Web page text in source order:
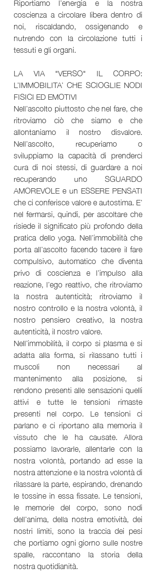
coscienza a circolare libera dentro di
noi, riscaldando, ossigenando e
nutrendo con la circolazione tutti i
tessuti e gli organi.
LA VIA "VERSO" IL CORPO:
L’IMMOBILITA’ CHE SCIOGLIE NODI
FISICI ED EMOTIVI
Nell’ascolto piuttosto che nel fare, che
ritroviamo ciò che siamo e che
allontaniamo il nostro disvalore.
Nell’ascolto, recuperiamo o
sviluppiamo la capacità di prenderci
cura di noi stessi, di guardare a noi
recuperando uno SGUARDO
AMOREVOLE e un ESSERE PENSATI
che ci conferisce valore e autostima. E’
nel fermarsi, quindi, per ascoltare che
risiede il significato più profondo della
pratica dello yoga. Nell’immobilità che
porta all’ascolto facendo tacere il fare
compulsivo, automatico che diventa
privo di coscienza e l’impulso alla
reazione, l’ego reattivo, che ritroviamo
la nostra autenticità; ritroviamo il
nostro controllo e la nostra volontà, il
nostro pensiero creativo, la nostra
autenticità, il nostro valore.
Nell’immobilità, il corpo si plasma e si
adatta alla forma, si rilassano tutti i
muscoli non necessari al
mantenimento alla posizione, si
rendono presenti alle sensazioni quelli
attivi e tutte le tensioni rimaste
presenti nel corpo. Le tensioni ci
parlano e ci riportano alla memoria il
vissuto che le ha causate. Allora
possiamo lavorarle, allentarle con la
nostra volontà, portando ad esse la
nostra attenzione e la nostra volontà di
rilassare la parte, espirando, drenando
le tossine in essa fissate. Le tensioni,
le memorie del corpo, sono nodi
dell’anima, della nostra emotività, dei
nostri limiti, sono la traccia dei pesi
che portiamo ogni giorno sulle nostre
spalle, raccontano la storia della
nostra quotidianità.